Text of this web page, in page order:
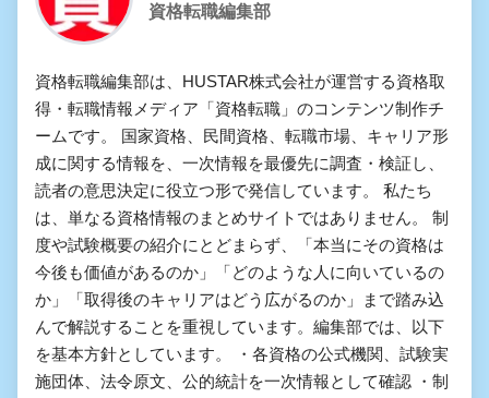
資格転職編集部
資格転職編集部は、HUSTAR株式会社が運営する資格取
得・転職情報メディア「資格転職」のコンテンツ制作チ
ームです。 国家資格、民間資格、転職市場、キャリア形
成に関する情報を、一次情報を最優先に調査・検証し、
読者の意思決定に役立つ形で発信しています。 私たち
は、単なる資格情報のまとめサイトではありません。 制
度や試験概要の紹介にとどまらず、「本当にその資格は
今後も価値があるのか」「どのような人に向いているの
か」「取得後のキャリアはどう広がるのか」まで踏み込
んで解説することを重視しています。編集部では、以下
を基本方針としています。 ・各資格の公式機関、試験実
施団体、法令原文、公的統計を一次情報として確認 ・制